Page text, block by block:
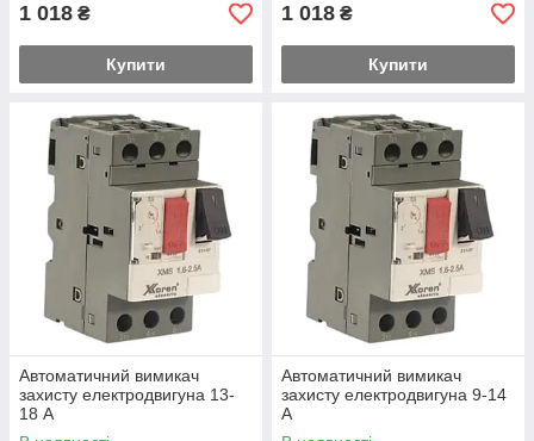
1 018 ₴
Купити
1 018 ₴
Купити
Автоматичний вимикач
захисту електродвигуна 13-
18 А
Автоматичний вимикач
захисту електродвигуна 9-14
А